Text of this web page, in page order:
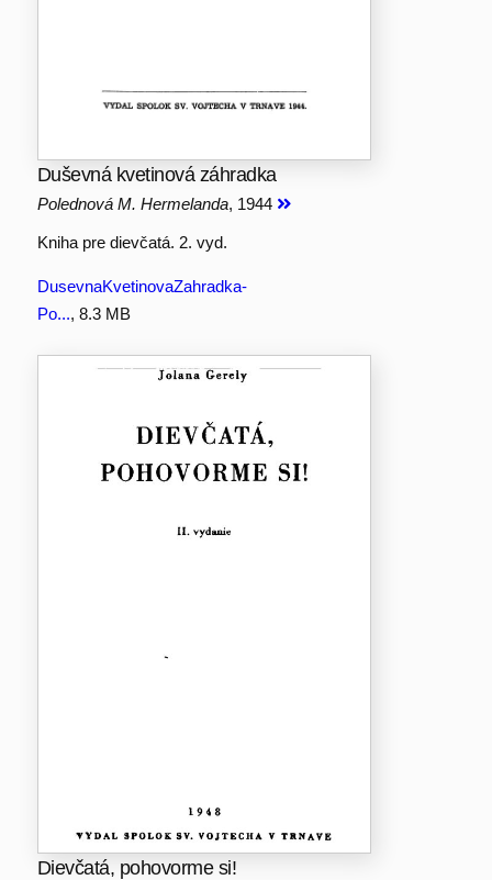
Duševná kvetinová záhradka
Polednová M. Hermelanda, 1944
Kniha pre dievčatá. 2. vyd.
DusevnaKvetinovaZahradka-
Po..., 8.3 MB
Dievčatá, pohovorme si!